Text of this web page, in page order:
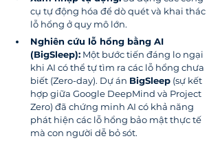
cụ tự động hóa để dò quét và khai thác
lỗ hổng ở quy mô lớn.
Nghiên cứu lỗ hổng bằng AI
(BigSleep): Một bước tiến đáng lo ngại
khi AI có thể tự tìm ra các lỗ hổng chưa
biết (Zero-day). Dự án BigSleep (sự kết
hợp giữa Google DeepMind và Project
Zero) đã chứng minh AI có khả năng
phát hiện các lỗ hổng bảo mật thực tế
mà con người dễ bỏ sót.